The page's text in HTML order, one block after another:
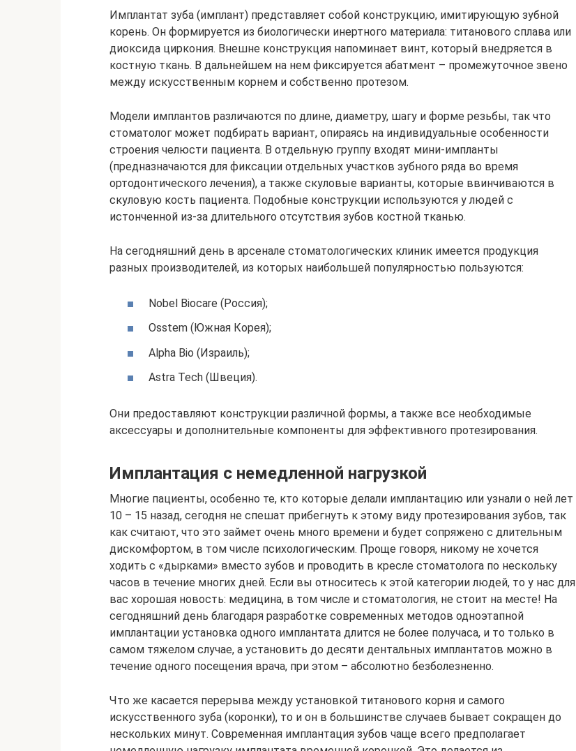
Имплантат зуба (имплант) представляет собой конструкцию, имитирующую зубной
корень. Он формируется из биологически инертного материала: титанового сплава или
диоксида циркония. Внешне конструкция напоминает винт, который внедряется в
костную ткань. В дальнейшем на нем фиксируется абатмент – промежуточное звено
между искусственным корнем и собственно протезом.
Модели имплантов различаются по длине, диаметру, шагу и форме резьбы, так что
стоматолог может подбирать вариант, опираясь на индивидуальные особенности
строения челюсти пациента. В отдельную группу входят мини-импланты
(предназначаются для фиксации отдельных участков зубного ряда во время
ортодонтического лечения), а также скуловые варианты, которые ввинчиваются в
скуловую кость пациента. Подобные конструкции используются у людей с
истонченной из-за длительного отсутствия зубов костной тканью.
На сегодняшний день в арсенале стоматологических клиник имеется продукция
разных производителей, из которых наибольшей популярностью пользуются:
Nobel Biocare (Россия);
Osstem (Южная Корея);
Alpha Bio (Израиль);
Astra Tech (Швеция).
Они предоставляют конструкции различной формы, а также все необходимые
аксессуары и дополнительные компоненты для эффективного протезирования.
Имплантация с немедленной нагрузкой
Многие пациенты, особенно те, кто которые делали имплантацию или узнали о ней лет
10 – 15 назад, сегодня не спешат прибегнуть к этому виду протезирования зубов, так
как считают, что это займет очень много времени и будет сопряжено с длительным
дискомфортом, в том числе психологическим. Проще говоря, никому не хочется
ходить с «дырками» вместо зубов и проводить в кресле стоматолога по нескольку
часов в течение многих дней. Если вы относитесь к этой категории людей, то у нас для
вас хорошая новость: медицина, в том числе и стоматология, не стоит на месте! На
сегодняшний день благодаря разработке современных методов одноэтапной
имплантации установка одного имплантата длится не более получаса, и то только в
самом тяжелом случае, а установить до десяти дентальных имплантатов можно в
течение одного посещения врача, при этом – абсолютно безболезненно.
Что же касается перерыва между установкой титанового корня и самого
искусственного зуба (коронки), то и он в большинстве случаев бывает сокращен до
нескольких минут. Современная имплантация зубов чаще всего предполагает